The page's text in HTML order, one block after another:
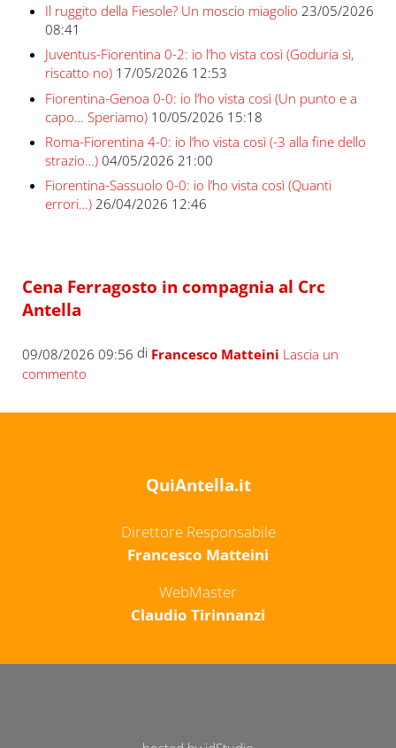
Il ruggito della Fiesole? Un moscio miagolio 23/05/2026
08:41
Juventus-Fiorentina 0-2: io l’ho vista così (Goduria sì,
riscatto no) 17/05/2026 12:53
Fiorentina-Genoa 0-0: io l’ho vista così (Un punto e a
capo… Speriamo) 10/05/2026 15:18
Roma-Fiorentina 4-0: io l’ho vista così (-3 alla fine dello
strazio…) 04/05/2026 21:00
Fiorentina-Sassuolo 0-0: io l’ho vista così (Quanti
errori…) 26/04/2026 12:46
Cena Ferragosto in compagnia al Crc
Antella
09/08/2026 09:56 di Francesco Matteini Lascia un
commento
QuiAntella.it
Direttore Responsabile
Francesco Matteini
WebMaster
Claudio Tirinnanzi